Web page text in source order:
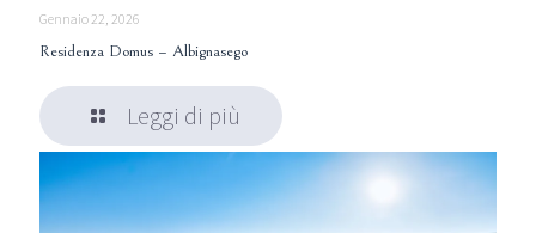
Gennaio 22, 2026
Residenza Domus – Albignasego
Leggi di più